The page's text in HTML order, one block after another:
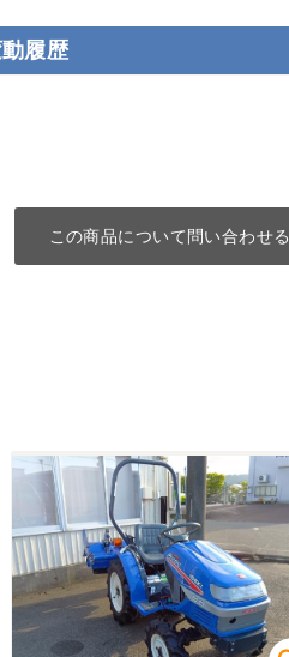
履歴
この商品について問い合わせる